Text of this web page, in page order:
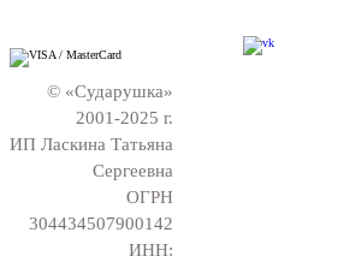
© «Сударушка»
2001-2025 г.
ИП Ласкина Татьяна
Сергеевна
ОГРН
304434507900142
ИНН: